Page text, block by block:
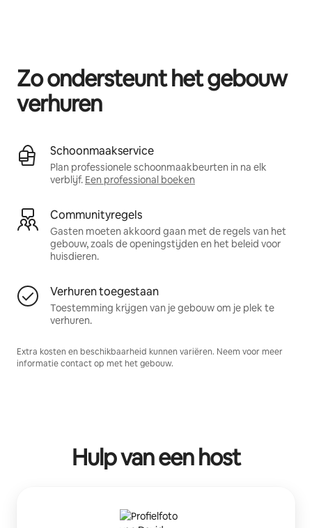
Zo ondersteunt het gebouw
verhuren
Schoonmaakservice
Plan professionele schoonmaakbeurten in na elk
verblijf. Een professional boeken
Communityregels
Gasten moeten akkoord gaan met de regels van het
gebouw, zoals de openingstijden en het beleid voor
huisdieren.
Verhuren toegestaan
Toestemming krijgen van je gebouw om je plek te
verhuren.
Extra kosten en beschikbaarheid kunnen variëren. Neem voor meer
informatie contact op met het gebouw.
Hulp van een host